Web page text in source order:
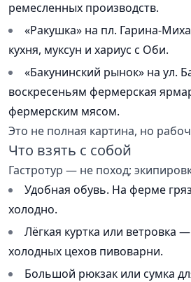
ремесленных производств.
«Ракушка» на пл. Гарина-
кухня, муксун и хариус с Оби.
«Бакунинский рынок» на ул.
воскресеньям фермерская
фермерским мясом.
Это не полная картина, но
Что взять с собой
Гастротур — не поход;
Удобная обувь. На ферме
холодно.
Лёгкая куртка или ветровка
холодных цехов пивоварни.
Большой рюкзак или сумка